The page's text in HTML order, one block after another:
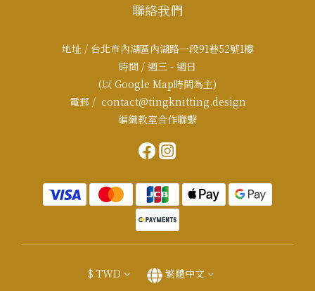
聯絡我們
地址 / 台北市內湖區內湖路一段91巷52號1樓
時間 / 週三 - 週日
(以 Google Map時間為主)
電郵 / contact@tingknitting.design
編織教室合作聯繫
$ TWD 繁體中文